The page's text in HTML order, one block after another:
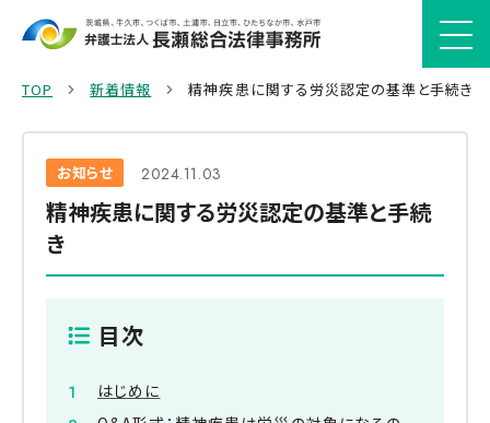
TOP 新着情報 精神疾患に関する労災認定の基準と手続き
お知らせ 2024.11.03
精神疾患に関する労災認定の基準と手続
き
目次
はじめに